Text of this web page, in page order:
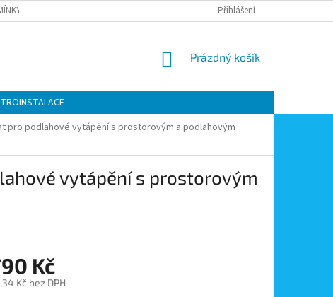
OCHRANY OSOBNÍCH ÚDAJŮ MOJE OBJEDNÁVKA
Přihlášení
NÁKUPNÍ
Prázdný košík
pro podlahové vytápění s prostorovým a podlahovým
vytápění s prostorovým
Kč
Kč bez DPH